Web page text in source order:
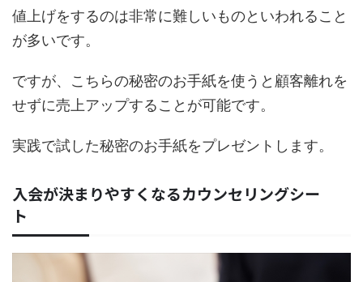
値上げをするのは非常に難しいものといわれること
が多いです。
ですが、こちらの秘密のお手紙を使うと顧客離れを
せずに売上アップすることが可能です。
実践で試した秘密のお手紙をプレゼントします。
入会が決まりやすくなるカウンセリングシー
ト